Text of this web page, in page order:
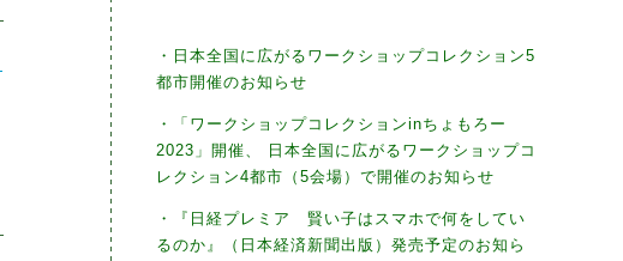
・日本全国に広がるワークショップコレクション5
都市開催のお知らせ
・「ワークショップコレクションinちょもろー
2023」開催、 日本全国に広がるワークショップコ
レクション4都市（5会場）で開催のお知らせ
・『日経プレミア 賢い子はスマホで何をしてい
るのか』（日本経済新聞出版）発売予定のお知ら